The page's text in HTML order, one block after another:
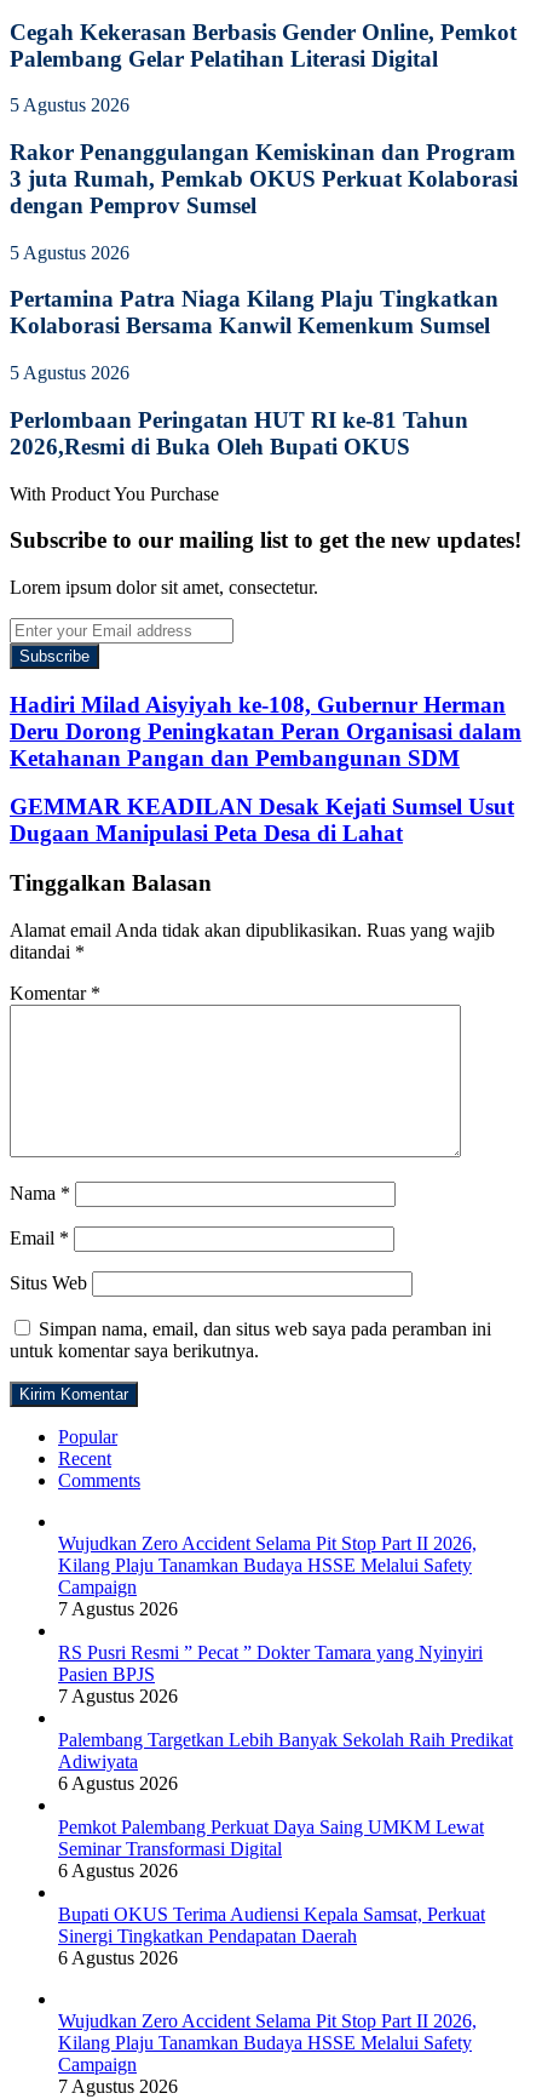
Cegah Kekerasan Berbasis Gender Online, Pemkot
Palembang Gelar Pelatihan Literasi Digital
5 Agustus 2026
Rakor Penanggulangan Kemiskinan dan Program
3 juta Rumah, Pemkab OKUS Perkuat Kolaborasi
dengan Pemprov Sumsel
5 Agustus 2026
Pertamina Patra Niaga Kilang Plaju Tingkatkan
Kolaborasi Bersama Kanwil Kemenkum Sumsel
5 Agustus 2026
Perlombaan Peringatan HUT RI ke-81 Tahun
2026,Resmi di Buka Oleh Bupati OKUS
With Product You Purchase
Subscribe to our mailing list to get the new updates!
Lorem ipsum dolor sit amet, consectetur.
Enter
your
Email
address
Hadiri Milad Aisyiyah ke-108, Gubernur Herman
Deru Dorong Peningkatan Peran Organisasi dalam
Ketahanan Pangan dan Pembangunan SDM
GEMMAR KEADILAN Desak Kejati Sumsel Usut
Dugaan Manipulasi Peta Desa di Lahat
Tinggalkan Balasan
Alamat email Anda tidak akan dipublikasikan. Ruas yang wajib
ditandai *
Komentar *
Nama *
Email *
Situs Web
Simpan nama, email, dan situs web saya pada peramban ini
untuk komentar saya berikutnya.
Popular
Recent
Comments
Wujudkan Zero Accident Selama Pit Stop Part II 2026,
Kilang Plaju Tanamkan Budaya HSSE Melalui Safety
Campaign
7 Agustus 2026
RS Pusri Resmi ” Pecat ” Dokter Tamara yang Nyinyiri
Pasien BPJS
7 Agustus 2026
Palembang Targetkan Lebih Banyak Sekolah Raih Predikat
Adiwiyata
6 Agustus 2026
Pemkot Palembang Perkuat Daya Saing UMKM Lewat
Seminar Transformasi Digital
6 Agustus 2026
Bupati OKUS Terima Audiensi Kepala Samsat, Perkuat
Sinergi Tingkatkan Pendapatan Daerah
6 Agustus 2026
Wujudkan Zero Accident Selama Pit Stop Part II 2026,
Kilang Plaju Tanamkan Budaya HSSE Melalui Safety
Campaign
7 Agustus 2026